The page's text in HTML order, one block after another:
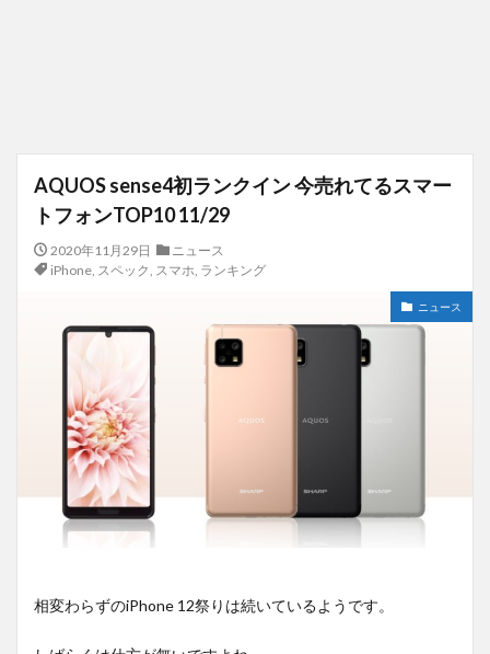
AQUOS sense4初ランクイン 今売れてるスマー
トフォンTOP10 11/29
2020年11月29日
ニュース
iPhone, スペック, スマホ, ランキング
ニュース
相変わらずのiPhone 12祭りは続いているようです。